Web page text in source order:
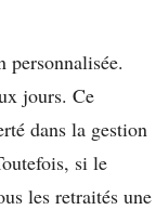
personnalisée.
jours. Ce
dans la gestion
si le
les retraités une